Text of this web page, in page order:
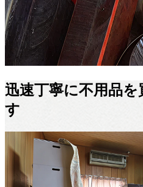
迅速丁寧に不用品を
す